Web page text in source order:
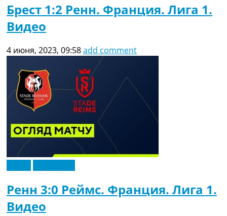
Брест 1:2 Ренн. Франция. Лига 1.
Видео
4 июня, 2023, 09:58add comment
Ренн 3:0 Реймс. Франция. Лига 1.
Видео